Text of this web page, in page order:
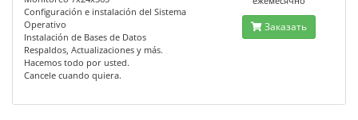
Configuración e instalación del Sistema
Operativo
Instalación de Bases de Datos
Respaldos, Actualizaciones y más.
Hacemos todo por usted.
Cancele cuando quiera.
Заказать